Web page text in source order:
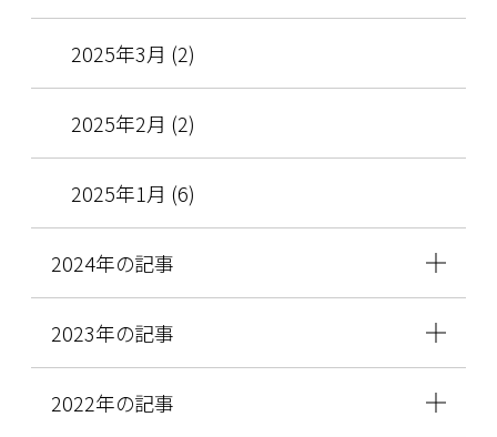
2025年3月 (2)
2025年2月 (2)
2025年1月 (6)
2024年の記事
2023年の記事
2022年の記事